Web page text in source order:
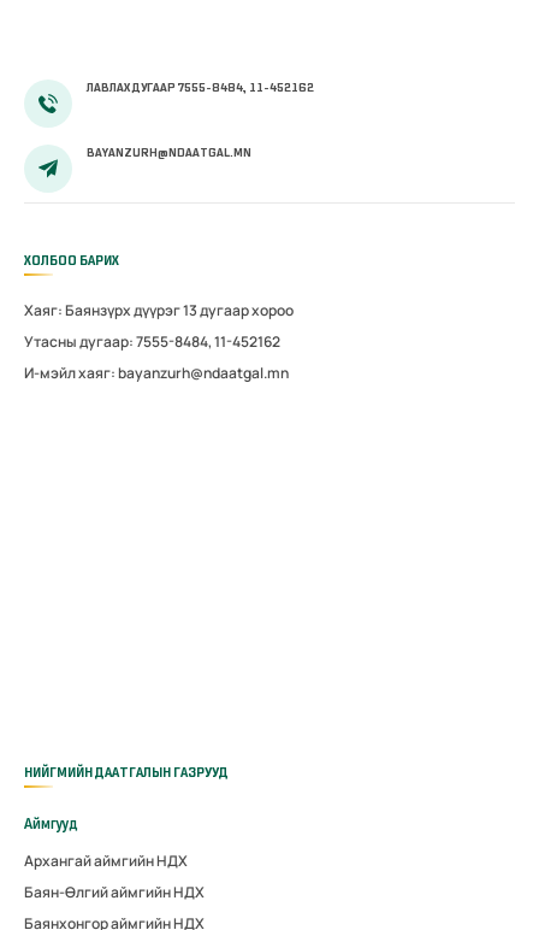
ЛАВЛАХ ДУГААР 7555-8484, 11-452162
BAYANZURH@NDAATGAL.MN
ХОЛБОО БАРИХ
Хаяг: Баянзүрх дүүрэг 13 дугаар хороо
Утасны дугаар: 7555-8484, 11-452162
И-мэйл хаяг: bayanzurh@ndaatgal.mn
НИЙГМИЙН ДААТГАЛЫН ГАЗРУУД
Аймгууд
Архангай аймгийн НДХ
Баян-Өлгий аймгийн НДХ
Баянхонгор аймгийн НДХ